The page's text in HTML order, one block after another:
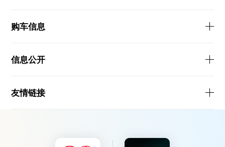
购车信息
信息公开
友情链接